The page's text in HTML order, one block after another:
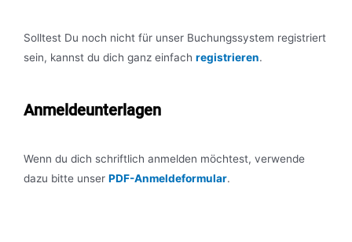
Solltest Du noch nicht für unser Buchungssystem registriert
sein, kannst du dich ganz einfach registrieren.
Anmeldeunterlagen
Wenn du dich schriftlich anmelden möchtest, verwende
dazu bitte unser PDF-Anmeldeformular.